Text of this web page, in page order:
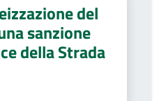
del
sanzione
della Strada